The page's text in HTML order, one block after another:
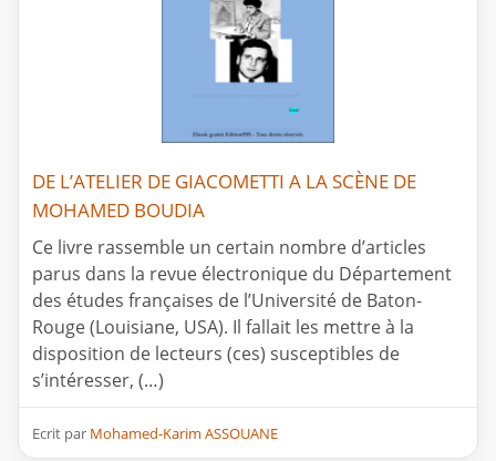
DE L’ATELIER DE GIACOMETTI A LA SCÈNE DE
MOHAMED BOUDIA
Ce livre rassemble un certain nombre d’articles
parus dans la revue électronique du Département
des études françaises de l’Université de Baton-
Rouge (Louisiane, USA). Il fallait les mettre à la
disposition de lecteurs (ces) susceptibles de
s’intéresser, (…)
Ecrit par Mohamed-Karim ASSOUANE